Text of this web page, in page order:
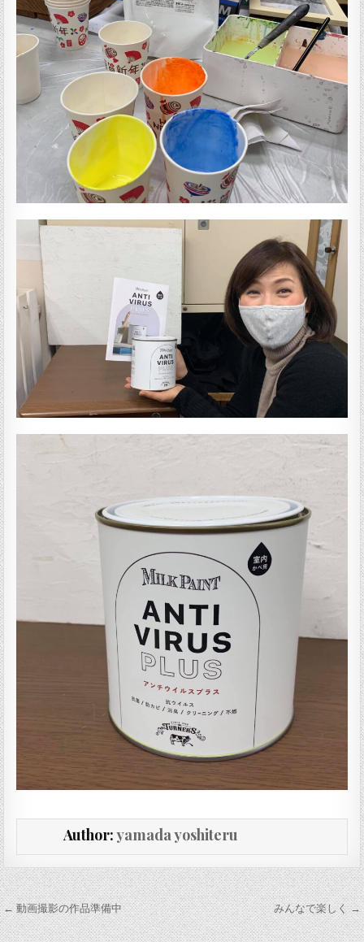
Author:yamada yoshiteru
投稿ナビゲーション
← 動画撮影の作品準備中 みんなで楽しく →